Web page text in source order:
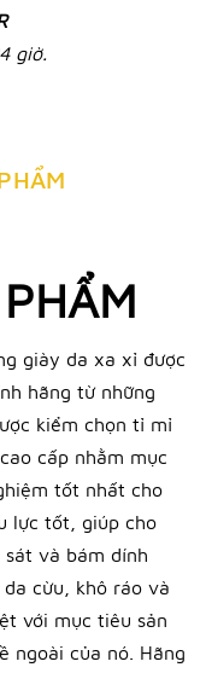
giờ.
giày da xa xỉ được
hãng từ những
kiểm chọn tỉ mỉ
cấp nhằm mục
tốt nhất cho
lực tốt, giúp cho
và bám dính
cừu, khô ráo và
với mục tiêu sản
ngoài của nó. Hãng